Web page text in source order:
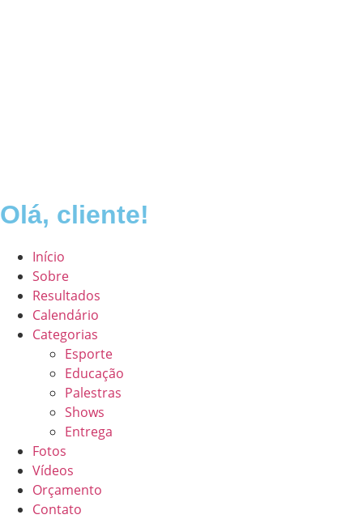
Olá, cliente!
Início
Sobre
Resultados
Calendário
Categorias
Esporte
Educação
Palestras
Shows
Entrega
Fotos
Vídeos
Orçamento
Contato